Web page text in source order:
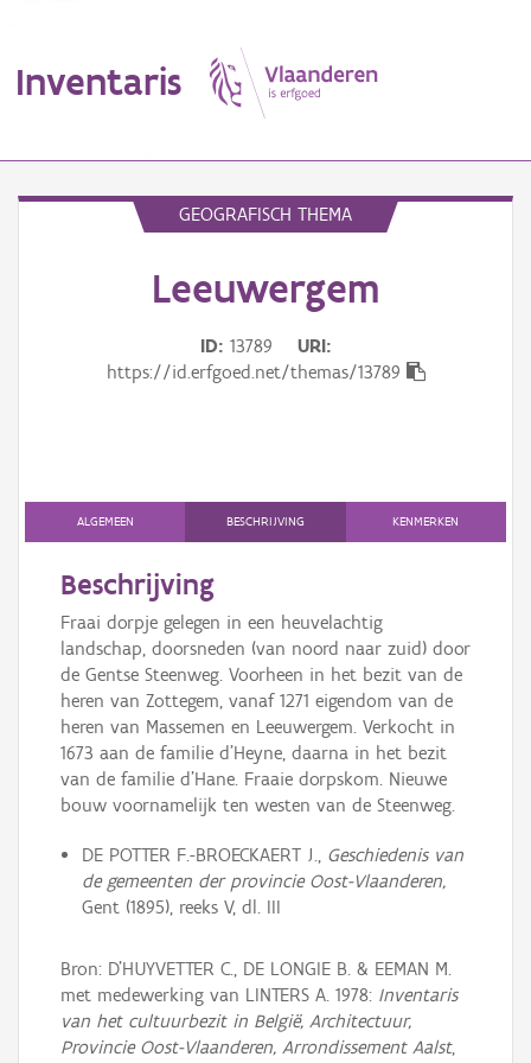
Inventaris
Persoon of collectief
Downloads
Hergebruik
Aanmelden
GEOGRAFISCH THEMA
Leeuwergem
ID 13789
URI
https://id.erfgoed.net/themas/13789
ALGEMEEN BESCHRIJVING KENMERKEN
Beschrijving
Fraai dorpje gelegen in een heuvelachtig
landschap, doorsneden (van noord naar zuid) door
de Gentse Steenweg. Voorheen in het bezit van de
heren van Zottegem, vanaf 1271 eigendom van de
heren van Massemen en Leeuwergem. Verkocht in
1673 aan de familie d'Heyne, daarna in het bezit
van de familie d'Hane. Fraaie dorpskom. Nieuwe
bouw voornamelijk ten westen van de Steenweg.
DE POTTER F.-BROECKAERT J.,Geschiedenis van
de gemeenten der provincie Oost-Vlaanderen,
Gent (1895), reeks V, dl. III
Bron: D'HUYVETTER C., DE LONGIE B. & EEMAN M.
met medewerking van LINTERS A. 1978: Inventaris
van het cultuurbezit in België, Architectuur,
Provincie Oost-Vlaanderen, Arrondissement Aalst,